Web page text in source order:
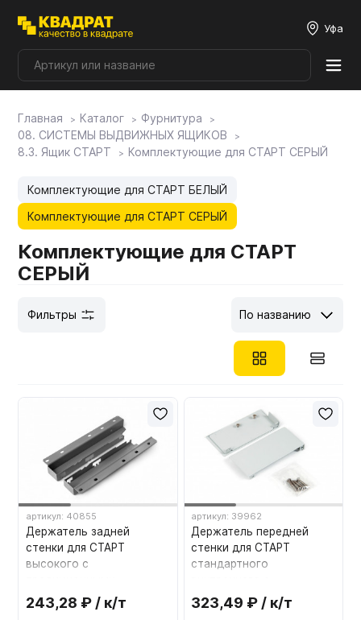
Уфа
Плитные материалы
Столешницы
Мой ЭГГЕР
Главная Каталог
Фурнитура
08. СИСТЕМЫ ВЫДВИЖНЫХ ЯЩИКОВ
8.3. Ящик СТАРТ
Комплектующие для СТАРТ СЕРЫЙ
Комплектующие для СТАРТ БЕЛЫЙ
Комплектующие для СТАРТ СЕРЫЙ
Комплектующие для СТАРТ
СЕРЫЙ
По названию
Фильтры
артикул: 40855
Держатель задней
стенки для СТАРТ
высокого с
боковинами SBH42/GR
СЕРЫЙ BOYARD
243,28 ₽ / к/т
артикул: 39962
Держатель передней
стенки для СТАРТ
стандартного
традиционными
боковинами SBH43/GR
323,49 ₽ / к/т